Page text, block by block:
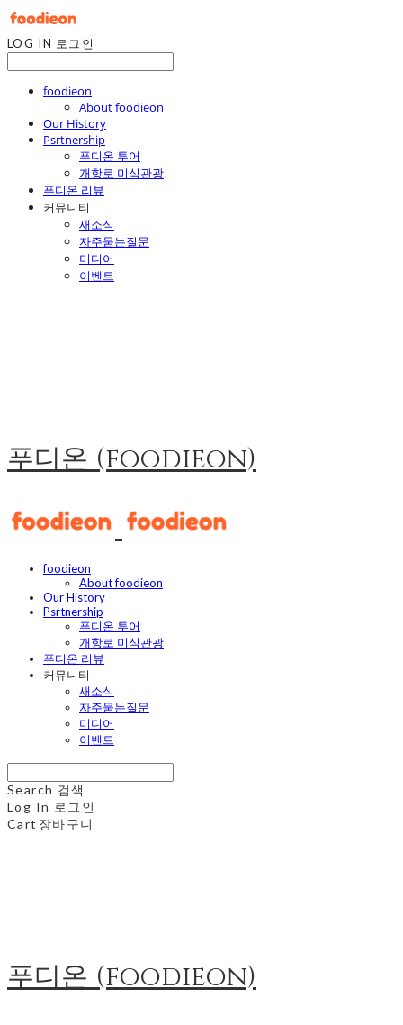
LOG IN 로그인
foodieon
About foodieon
Our History
Psrtnership
푸디온 투어
개항로 미식관광
푸디온 리뷰
커뮤니티
새소식
자주묻는질문
미디어
이벤트
푸디온 (foodieon)
foodieon
About foodieon
Our History
Psrtnership
푸디온 투어
개항로 미식관광
푸디온 리뷰
커뮤니티
새소식
자주묻는질문
미디어
이벤트
Search 검색
Log In 로그인
Cart 장바구니
푸디온 (foodieon)